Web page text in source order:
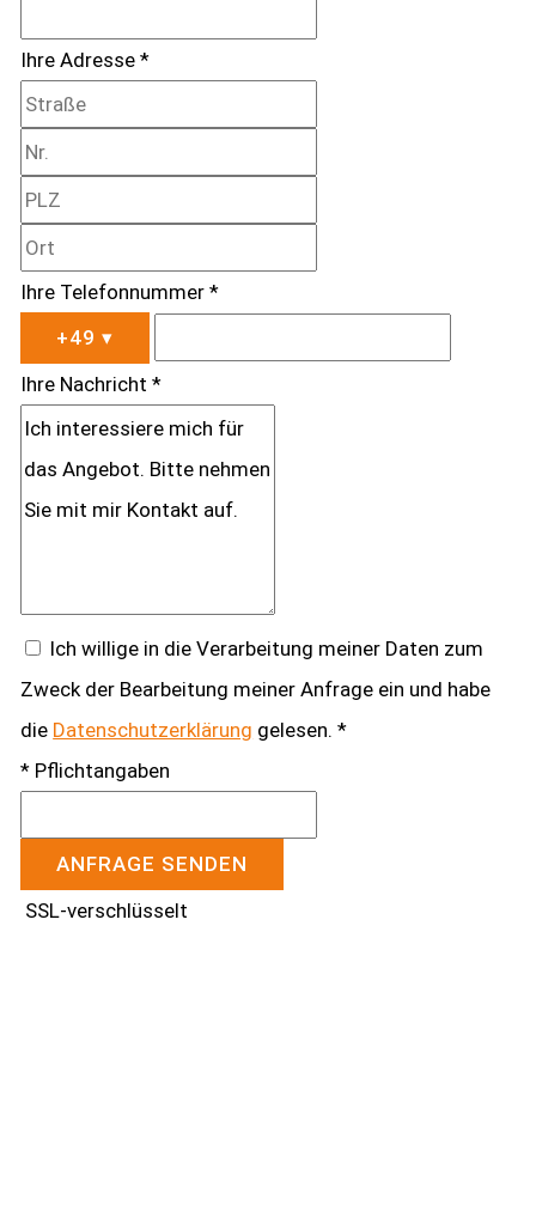
Ihre Adresse *
Ihre Telefonnummer *
+49 ▾
Ihre Nachricht *
Ich willige in die Verarbeitung meiner Daten zum
Zweck der Bearbeitung meiner Anfrage ein und habe
die Datenschutzerklärung gelesen. *
* Pflichtangaben
ANFRAGE SENDEN
SSL-verschlüsselt